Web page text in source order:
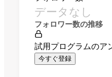
データなし
フォロワー数の推移
試用プログラムのア
今すぐ登録